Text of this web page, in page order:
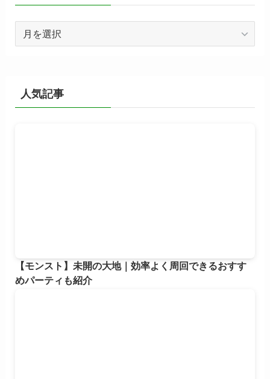
人気記事
【モンスト】未開の大地｜効率よく周回できるおすす
めパーティも紹介